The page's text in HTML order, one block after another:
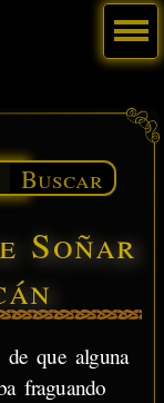
Buscar
Soñar
de que alguna
fraguando
Menú